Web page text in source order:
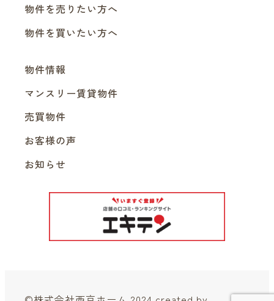
物件を売りたい方へ
物件を買いたい方へ
物件情報
マンスリー賃貸物件
売買物件
お客様の声
お知らせ